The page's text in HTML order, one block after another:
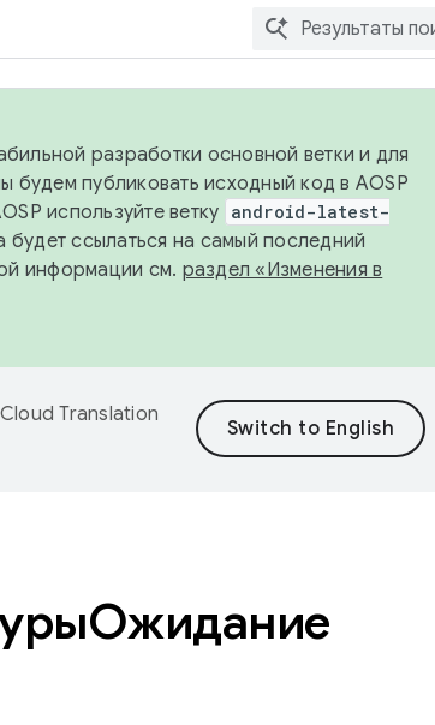
разработки основной ветки и для
будем публиковать исходный код в AOSP
используйте ветку android-latest-
будет ссылаться на самый последний
информации см. раздел «Изменения в
Cloud Translation